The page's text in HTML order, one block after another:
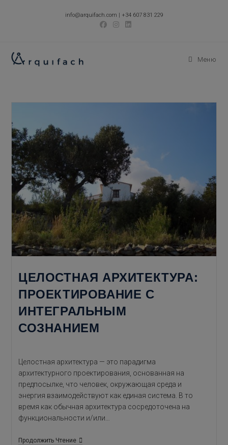
info@arquifach.com | +34 607 831 229
Меню
ЦЕЛОСТНАЯ АРХИТЕКТУРА:
ПРОЕКТИРОВАНИЕ С
ИНТЕГРАЛЬНЫМ
СОЗНАНИЕМ
Целостная архитектура — это парадигма
архитектурного проектирования, основанная на
предпосылке, что человек, окружающая среда и
энергия взаимодействуют как единая система. В то
время как обычная архитектура сосредоточена на
функциональности и/или…
Продолжить ЧтениеЦелостная